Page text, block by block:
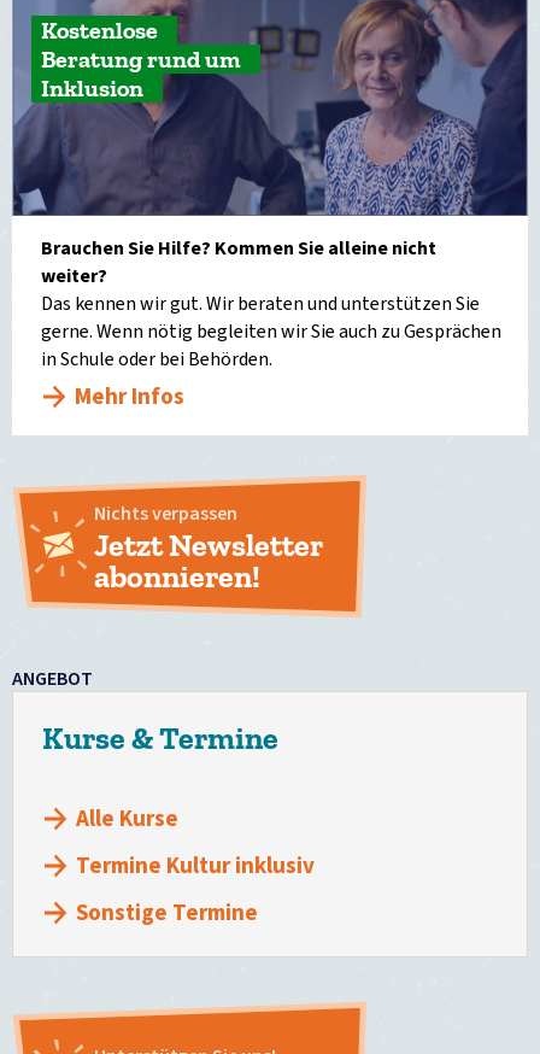
Kostenlose
Beratung rund um
Inklusion
Brauchen Sie Hilfe? Kommen Sie alleine nicht
weiter?
Das kennen wir gut. Wir beraten und unterstützen Sie
gerne. Wenn nötig begleiten wir Sie auch zu Gesprächen
in Schule oder bei Behörden.
Mehr Infos
Nichts verpassen
Jetzt Newsletter
abonnieren!
ANGEBOT
Kurse & Termine
Alle Kurse
Termine Kultur inklusiv
Sonstige Termine